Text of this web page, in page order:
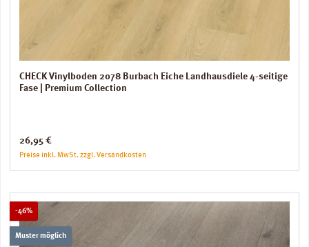
CHECK Vinylboden 2078 Burbach Eiche Landhausdiele 4-seitige
Fase | Premium Collection
Regulärer Preis:
26,95 €
Preise inkl. MwSt. zzgl. Versandkosten
-46%Rabatt
Muster möglich